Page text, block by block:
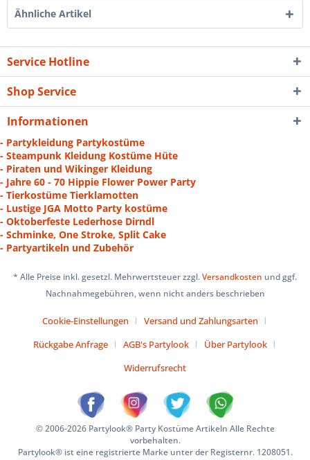
Ähnliche Artikel
Service Hotline
Shop Service
Informationen
- Partykleidung Partykostüme
- Steampunk Kleidung Kostüme Hüte
- Piraten und Wikinger Kleidung
- Jahre 60 - 70 Hippie Flower Power Party
- Tierkostüme Tierklamotten
- Lustige JGA Motto Party kostüme
- Oktoberfeste Lederhose Dirndl
- Schminke, One Stroke, Split Cake
- Partyartikeln und Zubehör
* Alle Preise inkl. gesetzl. Mehrwertsteuer zzgl.Versandkosten und ggf.
Nachnahmegebühren, wenn nicht anders beschrieben
Cookie-Einstellungen
Versand und Zahlungsarten
Rückgabe Anfrage
AGB's Partylook
Über Partylook
Widerrufsrecht
© 2006-2026 Partylook® Party Kostüme Artikeln Alle Rechte
vorbehalten.
Partylook® ist eine registrierte Marke unter der Registernr. 1208051.